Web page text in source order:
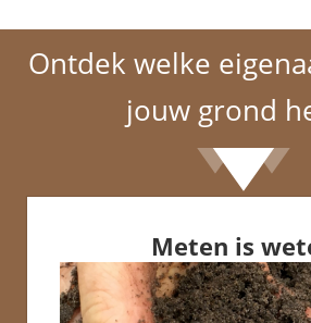
Ontdek welke
jouw grond
Meten is